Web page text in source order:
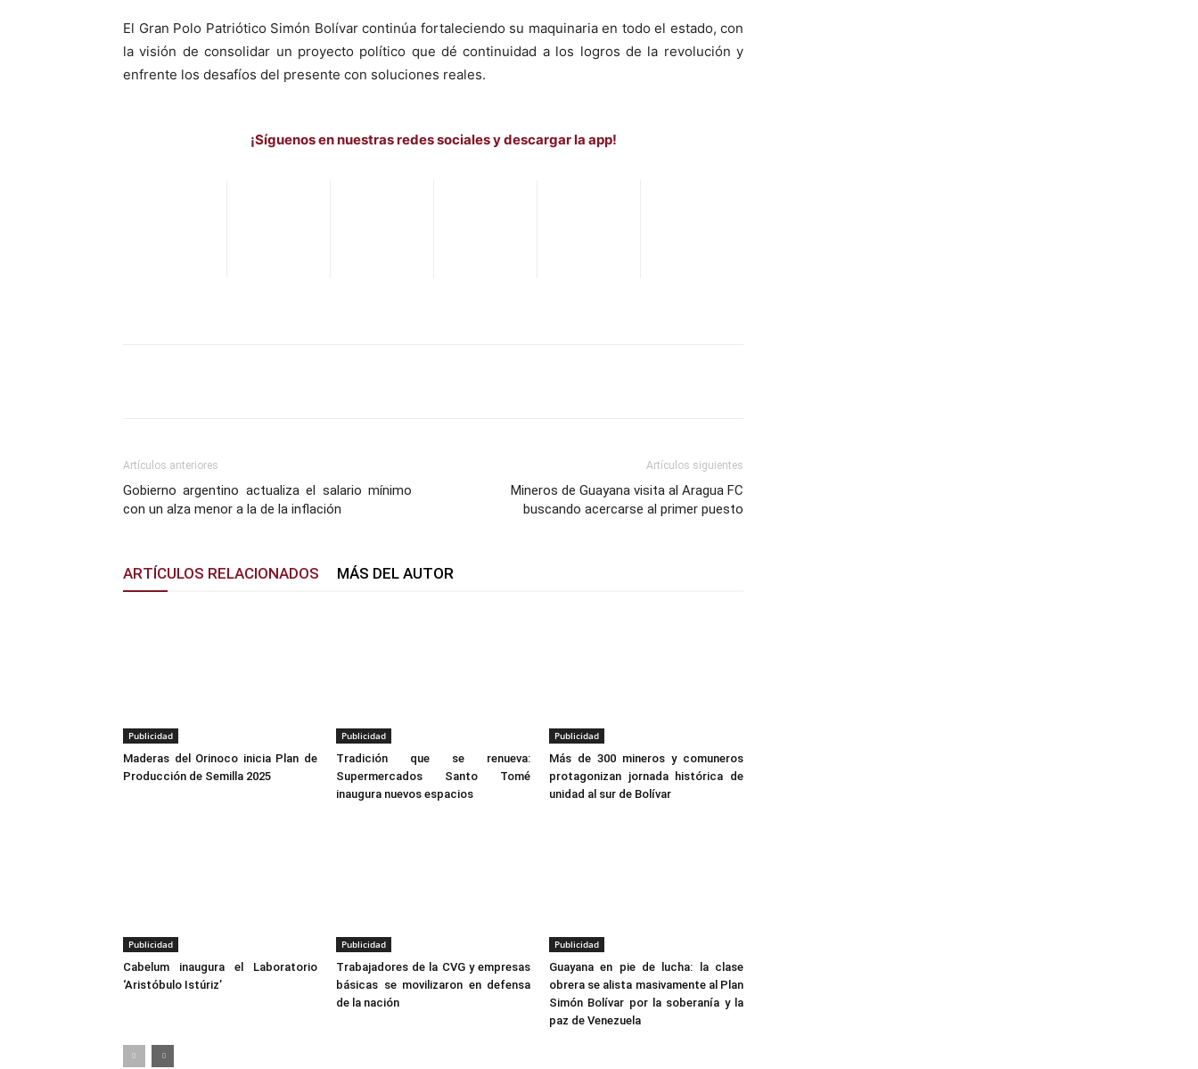
El Gran Polo Patriótico Simón Bolívar continúa fortaleciendo su maquinaria en todo el estado, con
la visión de consolidar un proyecto político que dé continuidad a los logros de la revolución y
enfrente los desafíos del presente con soluciones reales.
¡Síguenos en nuestras redes sociales y descargar la app!
Artículos anteriores
Gobierno argentino actualiza el salario mínimo
con un alza menor a la de la inflación
Artículos siguientes
Mineros de Guayana visita al Aragua FC
buscando acercarse al primer puesto
ARTÍCULOS RELACIONADOS MÁS DEL AUTOR
Publicidad
Maderas del Orinoco inicia Plan de
Producción de Semilla 2025
Publicidad
Tradición que se renueva:
Supermercados Santo Tomé
inaugura nuevos espacios
Publicidad
Más de 300 mineros y comuneros
protagonizan jornada histórica de
unidad al sur de Bolívar
Publicidad
Cabelum inaugura el Laboratorio
‘Aristóbulo Istúriz’
Publicidad
Trabajadores de la CVG y empresas
básicas se movilizaron en defensa
de la nación
Publicidad
Guayana en pie de lucha: la clase
obrera se alista masivamente al Plan
Simón Bolívar por la soberanía y la
paz de Venezuela